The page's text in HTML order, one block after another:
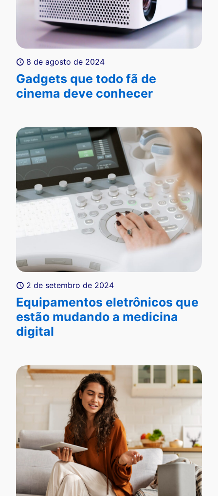
8 de agosto de 2024
Gadgets que todo fã de
cinema deve conhecer
2 de setembro de 2024
Equipamentos eletrônicos que
estão mudando a medicina
digital